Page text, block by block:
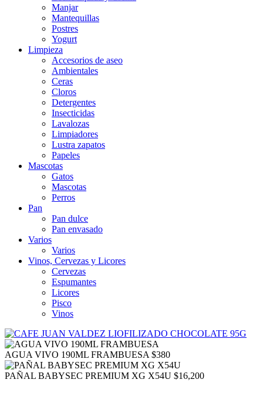
Manjar
Mantequillas
Postres
Yogurt
Limpieza
Accesorios de aseo
Ambientales
Ceras
Cloros
Detergentes
Insecticidas
Lavalozas
Limpiadores
Lustra zapatos
Papeles
Mascotas
Gatos
Mascotas
Perros
Pan
Pan dulce
Pan envasado
Varios
Varios
Vinos, Cervezas y Licores
Cervezas
Espumantes
Licores
Pisco
Vinos
AGUA VIVO 190ML FRAMBUESA $380
PAÑAL BABYSEC PREMIUM XG X54U $16,200